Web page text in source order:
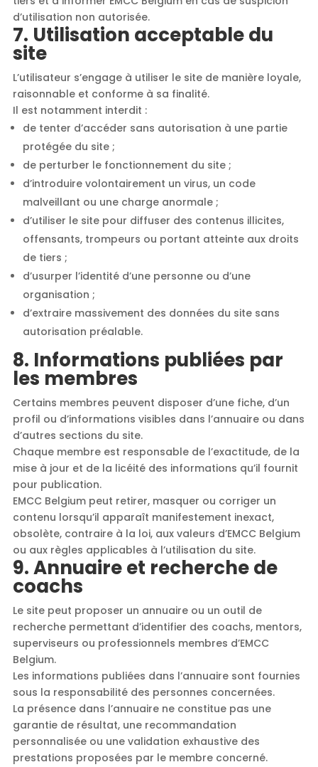
d’utilisation non autorisée.
7. Utilisation acceptable du
site
L’utilisateur s’engage à utiliser le site de manière loyale,
raisonnable et conforme à sa finalité.
Il est notamment interdit :
de tenter d’accéder sans autorisation à une partie
protégée du site ;
de perturber le fonctionnement du site ;
d’introduire volontairement un virus, un code
malveillant ou une charge anormale ;
d’utiliser le site pour diffuser des contenus illicites,
offensants, trompeurs ou portant atteinte aux droits
de tiers ;
d’usurper l’identité d’une personne ou d’une
organisation ;
d’extraire massivement des données du site sans
autorisation préalable.
8. Informations publiées par
les membres
Certains membres peuvent disposer d’une fiche, d’un
profil ou d’informations visibles dans l’annuaire ou dans
d’autres sections du site.
Chaque membre est responsable de l’exactitude, de la
mise à jour et de la licéité des informations qu’il fournit
pour publication.
EMCC Belgium peut retirer, masquer ou corriger un
contenu lorsqu’il apparaît manifestement inexact,
obsolète, contraire à la loi, aux valeurs d’EMCC Belgium
ou aux règles applicables à l’utilisation du site.
9. Annuaire et recherche de
coachs
Le site peut proposer un annuaire ou un outil de
recherche permettant d’identifier des coachs, mentors,
superviseurs ou professionnels membres d’EMCC
Belgium.
Les informations publiées dans l’annuaire sont fournies
sous la responsabilité des personnes concernées.
La présence dans l’annuaire ne constitue pas une
garantie de résultat, une recommandation
personnalisée ou une validation exhaustive des
prestations proposées par le membre concerné.